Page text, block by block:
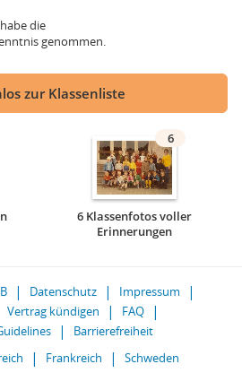
die
genommen.
zur Klassenliste
6
6 Klassenfotos voller
Erinnerungen
Datenschutz
Impressum
Vertrag kündigen
FAQ
Barrierefreiheit
Frankreich Schweden